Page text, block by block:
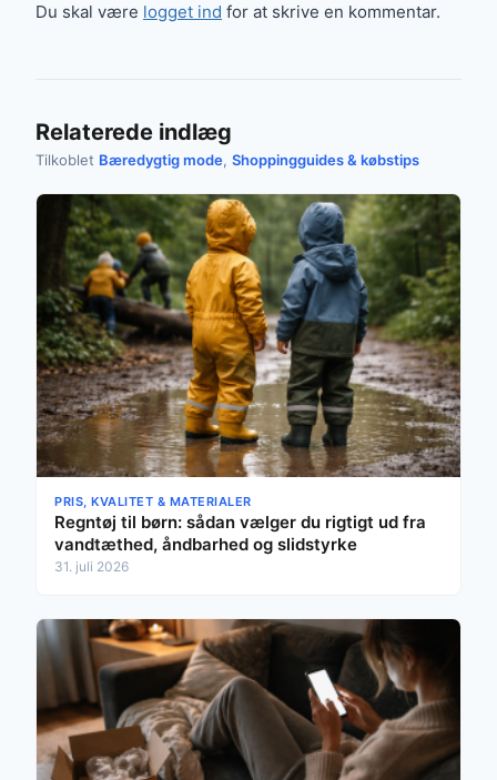
Du skal være logget ind for at skrive en kommentar.
Relaterede indlæg
Tilkoblet Bæredygtig mode, Shoppingguides & købstips
PRIS, KVALITET & MATERIALER
Regntøj til børn: sådan vælger du rigtigt ud fra
vandtæthed, åndbarhed og slidstyrke
31. juli 2026